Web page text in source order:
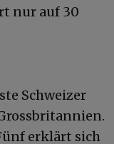
nur auf 30
Schweizer
erklärt sich